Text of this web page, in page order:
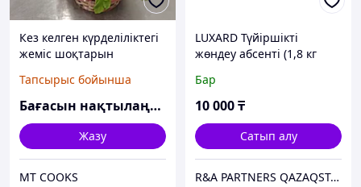
Кез келген күрделіліктегі
жеміс шоқтарын
Тапсырыс бойынша
Бағасын нақтылаңыз
Жазу
MT COOKS
LUXARD Түйіршікті
жөндеу абсенті (1,8 кг
Бар
10 000₸
Сатып алу
R&A PARTNERS QAZAQSTAN